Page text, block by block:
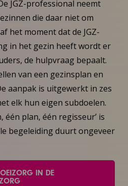
JGZ-professional neemt
die daar niet om
het moment dat de JGZ-
in het gezin heeft wordt er
de hulpvraag bepaalt.
van een gezinsplan en
aanpak is uitgewerkt in zes
elk hun eigen subdoelen.
één plan, één regisseur’ is
begeleiding duurt ongeveer
IN DE